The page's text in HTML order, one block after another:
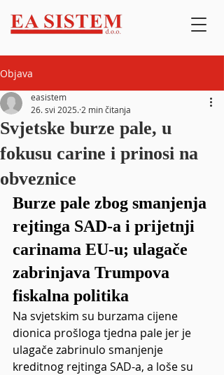
Objava
Svjetske burze pale, u
fokusu carine i prinosi na
obveznice
easistem
26. svi 2025. 2 min čitanja
Burze pale zbog smanjenja
rejtinga SAD-a i prijetnji
carinama EU-u; ulagače
zabrinjava Trumpova
fiskalna politika
Na svjetskim su burzama cijene
dionica prošloga tjedna pale jer je
ulagače zabrinulo smanjenje
kreditnog rejtinga SAD-a, a loše su